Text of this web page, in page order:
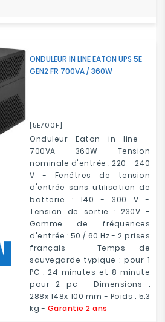
ONDULEUR IN LINE EATON UPS 5E
GEN2 FR 700VA / 360W
[5E700F]
Onduleur Eaton in line -
700VA - 360W - Tension
nominale d'entrée : 220 - 240
V - Fenêtres de tension
d'entrée sans utilisation de
batterie : 140 - 300 V -
Tension de sortie : 230V -
Gamme de fréquences
d'entrée : 50 / 60 Hz - 2 prises
français - Temps de
sauvegarde typique : pour 1
PC : 24 minutes et 8 minute
pour 2 pc - Dimensions :
288x 148x 100 mm - Poids : 5.3
kg - Garantie 2 ans